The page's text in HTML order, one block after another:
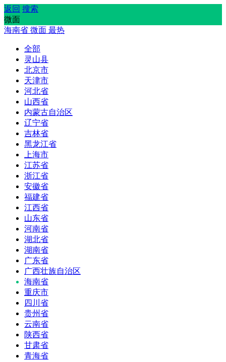
返回 搜索
微面
海南省 微面 最热
全部
灵山县
北京市
天津市
河北省
山西省
内蒙古自治区
辽宁省
吉林省
黑龙江省
上海市
江苏省
浙江省
安徽省
福建省
江西省
山东省
河南省
湖北省
湖南省
广东省
广西壮族自治区
海南省
重庆市
四川省
贵州省
云南省
陕西省
甘肃省
青海省